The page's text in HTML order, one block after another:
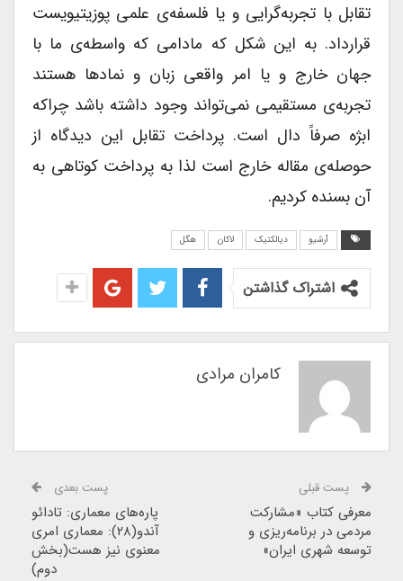
تقابل با تجربه‌گرایی و یا فلسفه‌ی علمی پوزیتیویست
قرارداد. به این شکل که مادامی که واسطه‌ی ما با
جهان خارج و یا امر واقعی زبان و نماد‌ها هستند
تجربه‌ی مستقیمی نمی‌تواند وجود داشته باشد چراکه
ابژه صرفاً دال است. پرداخت تقابل این دیدگاه از
حوصله‌ی مقاله خارج است لذا به پرداخت کوتاهی به
آن بسنده کردیم.
آرشیو دیالکتیک لاکان هگل
اشتراک گذاشتن
کامران مرادی
پست قبلی
معرفی کتاب «مشارکت
مردمی در برنامه‌ریزی و
توسعه شهری ایران»
پست بعدی
پاره‌های معماری: تادائو
آندو(۲۸): معماری امری
معنوی نیز هست(بخش
دوم)